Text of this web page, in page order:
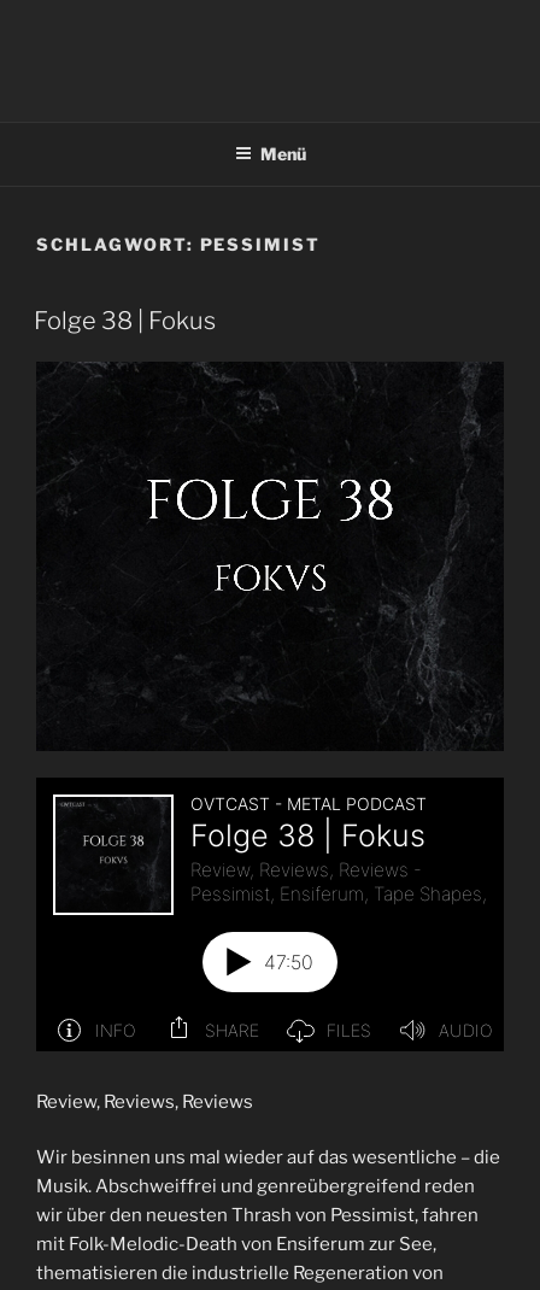
Menü
SCHLAGWORT: PESSIMIST
Folge 38 | Fokus
Review, Reviews, Reviews
Wir besinnen uns mal wieder auf das wesentliche – die
Musik. Abschweiffrei und genreübergreifend reden
wir über den neuesten Thrash von Pessimist, fahren
mit Folk-Melodic-Death von Ensiferum zur See,
thematisieren die industrielle Regeneration von